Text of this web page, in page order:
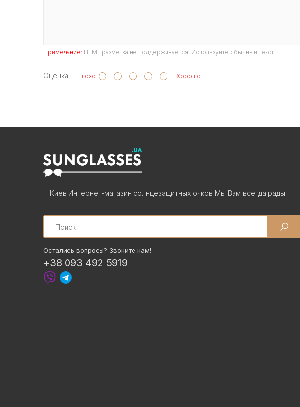
Примечание: HTML разметка не поддерживается! Используйте обычный текст.
Оценка: Плохо Хорошо
г. Киев Интернет-магазин солнцезащитных очков Мы Вам всегда рады!
Search
Остались вопросы? Звоните нам!
+38 093 492 5919